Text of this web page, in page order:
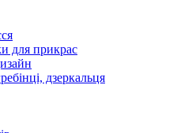
для прикрас
дзеркальця